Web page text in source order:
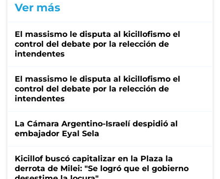
Ver más
El massismo le disputa al kicillofismo el
control del debate por la relección de
intendentes
El massismo le disputa al kicillofismo el
control del debate por la relección de
intendentes
La Cámara Argentino-Israelí despidió al
embajador Eyal Sela
Kicillof buscó capitalizar en la Plaza la
derrota de Milei: "Se logró que el gobierno